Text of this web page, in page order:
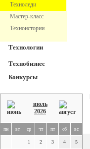
Техноледи
Мастер-класс
Техноистории
Технологии
Технобизнес
Конкурсы
июль
2026
пн вт ср чт пт сб вс
1 2 3 4 5